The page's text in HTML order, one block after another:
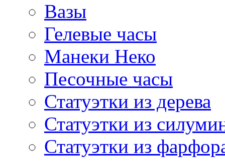
Вазы
Гелевые часы
Манеки Неко
Песочные часы
Статуэтки из дерева
Статуэтки из
Статуэтки из